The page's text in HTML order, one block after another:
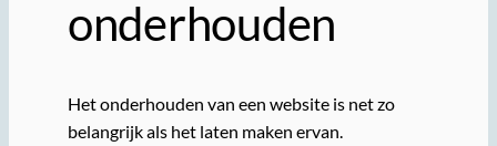
onderhouden
Het onderhouden van een website is net zo
belangrijk als het laten maken ervan.